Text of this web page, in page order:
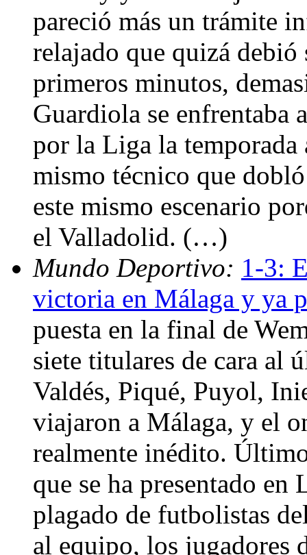
pareció más un trámite
relajado que quizá debió
primeros minutos,
Guardiola se enfrentaba
por la Liga la
mismo técnico que
este mismo escenario
el Valladolid. (…)
Mundo Deportivo: 1-3:
victoria en Málaga y ya
puesta en la final de
siete titulares de cara al
Valdés, Piqué, Puyol,
viajaron a Málaga, y el
realmente inédito.
que se ha presentado en
plagado de futbolistas
al equipo, los jugadores